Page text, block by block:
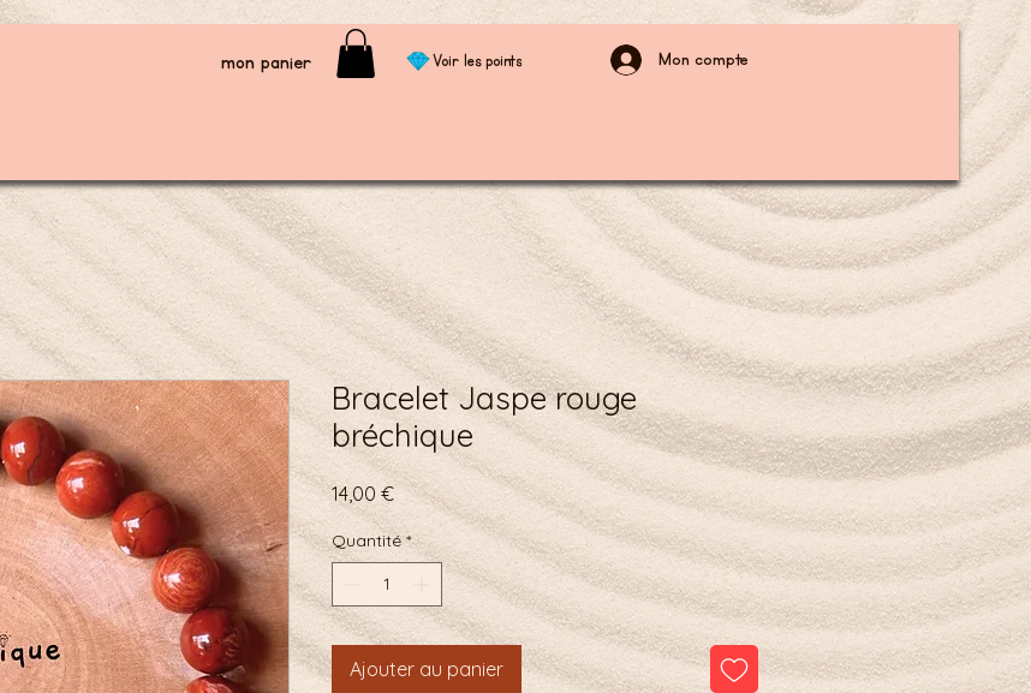
mon panier Mon compte
Voir les points
Bracelet Jaspe rouge
bréchique
14,00 €Prix
Quantité *
Ajouter au panier